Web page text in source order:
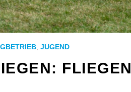
JUGEND